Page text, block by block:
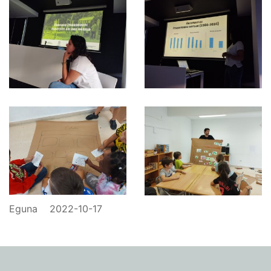
Eguna 2022-10-17